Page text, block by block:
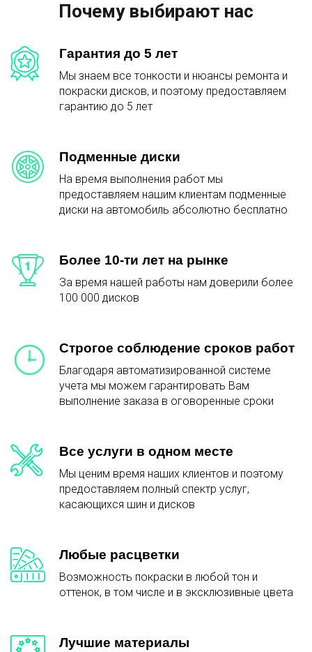
Почему выбирают нас
Гарантия до 5 лет
Мы знаем все тонкости и нюансы ремонта и
покраски дисков, и поэтому предоставляем
гарантию до 5 лет
Подменные диски
На время выполнения работ мы
предоставляем нашим клиентам подменные
диски на автомобиль абсолютно бесплатно
Более 10-ти лет на рынке
За время нашей работы нам доверили более
100 000 дисков
Строгое соблюдение сроков работ
Благодаря автоматизированной системе
учета мы можем гарантировать Вам
выполнение заказа в оговоренные сроки
Все услуги в одном месте
Мы ценим время наших клиентов и поэтому
предоставляем полный спектр услуг,
касающихся шин и дисков
Любые расцветки
Возможность покраски в любой тон и
оттенок, в том числе и в эксклюзивные цвета
Лучшие материалы